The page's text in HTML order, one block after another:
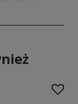
zachowują
abyś
stylu.
na wyrażenie